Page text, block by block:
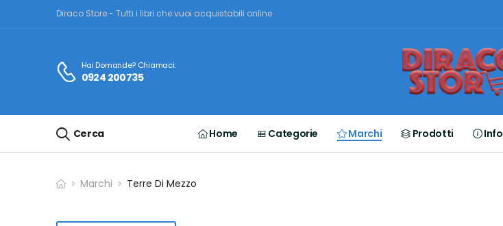
Diraco Store - Tutti i libri che vuoi acquistabili online
Hai Domande? Chiamaci:
0924 200735
Cerca Home Categorie Marchi Prodotti Info
Marchi Terre Di Mezzo